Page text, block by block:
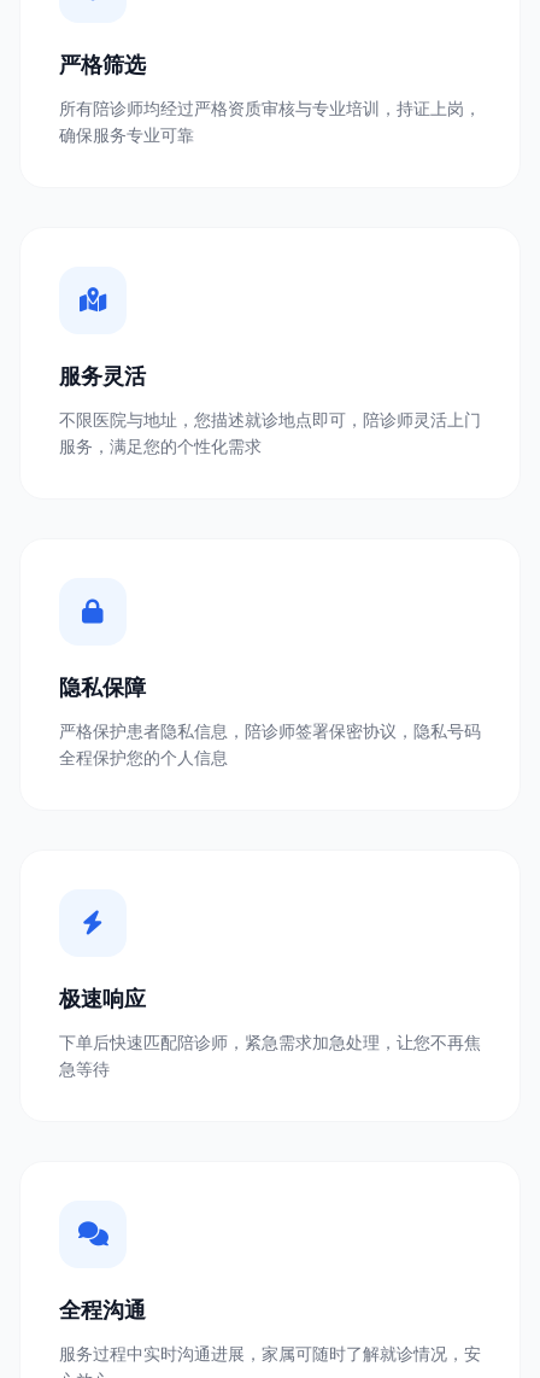
严格筛选
所有陪诊师均经过严格资质审核与专业培训，持证上岗，
确保服务专业可靠
服务灵活
不限医院与地址，您描述就诊地点即可，陪诊师灵活上门
服务，满足您的个性化需求
隐私保障
严格保护患者隐私信息，陪诊师签署保密协议，隐私号码
全程保护您的个人信息
极速响应
下单后快速匹配陪诊师，紧急需求加急处理，让您不再焦
急等待
全程沟通
服务过程中实时沟通进展，家属可随时了解就诊情况，安